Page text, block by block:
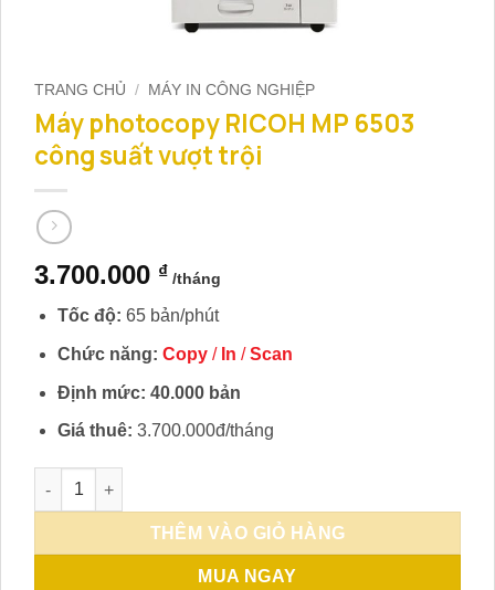
TRANG CHỦ / MÁY IN CÔNG NGHIỆP
Máy photocopy RICOH MP 6503
công suất vượt trội
3.700.000 ₫
Tốc độ: 65 bản/phút
Chức năng: Copy/ In /Scan
Định mức: 40.000 bản
Giá thuê: 3.700.000đ/tháng
Máy photocopy RICOH MP 6503 công suất vượt trội số
THÊM VÀO GIỎ HÀNG
MUA NGAY